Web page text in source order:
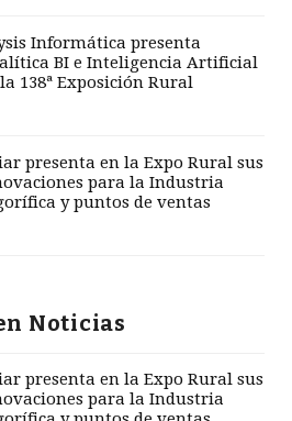
Informática presenta
BI e Inteligencia Artificial
138ª Exposición Rural
presenta en la Expo Rural sus
para la Industria
y puntos de ventas
Noticias
presenta en la Expo Rural sus
para la Industria